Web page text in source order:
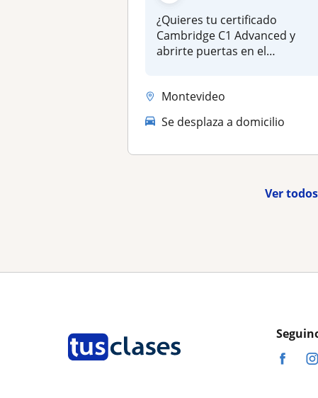
¿Quieres tu certificado
Cambridge C1 Advanced y
abrirte puertas en el
Montevideo
Se desplaza a domicilio
Ver